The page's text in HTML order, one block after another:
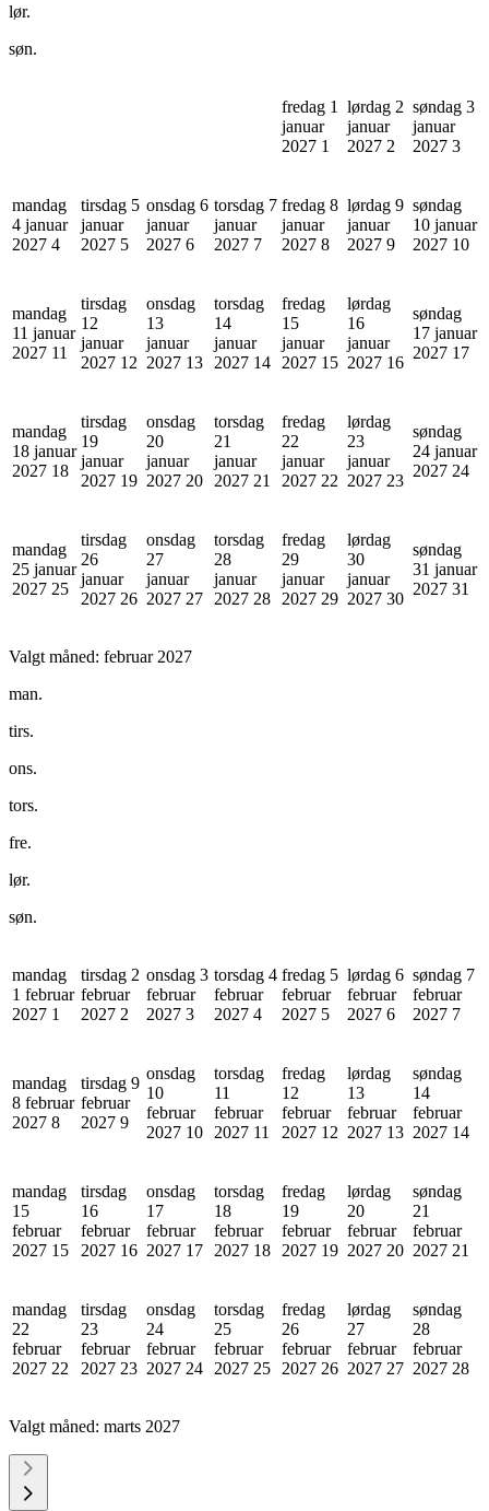
lør.
søn.
fredag 1
januar
2027 1
lørdag 2
januar
2027 2
søndag 3
januar
2027 3
mandag
4 januar
2027 4
tirsdag 5
januar
2027 5
onsdag 6
januar
2027 6
torsdag 7
januar
2027 7
fredag 8
januar
2027 8
lørdag 9
januar
2027 9
søndag
10 januar
2027 10
mandag
11 januar
2027 11
tirsdag
12
januar
2027 12
onsdag
13
januar
2027 13
torsdag
14
januar
2027 14
fredag
15
januar
2027 15
lørdag
16
januar
2027 16
søndag
17 januar
2027 17
mandag
18 januar
2027 18
tirsdag
19
januar
2027 19
onsdag
20
januar
2027 20
torsdag
21
januar
2027 21
fredag
22
januar
2027 22
lørdag
23
januar
2027 23
søndag
24 januar
2027 24
mandag
25 januar
2027 25
tirsdag
26
januar
2027 26
onsdag
27
januar
2027 27
torsdag
28
januar
2027 28
fredag
29
januar
2027 29
lørdag
30
januar
2027 30
søndag
31 januar
2027 31
Valgt måned: februar 2027
man.
tirs.
ons.
tors.
fre.
lør.
søn.
mandag
1 februar
2027 1
tirsdag 2
februar
2027 2
onsdag 3
februar
2027 3
torsdag 4
februar
2027 4
fredag 5
februar
2027 5
lørdag 6
februar
2027 6
søndag 7
februar
2027 7
mandag
8 februar
2027 8
tirsdag 9
februar
2027 9
onsdag
10
februar
2027 10
torsdag
11
februar
2027 11
fredag
12
februar
2027 12
lørdag
13
februar
2027 13
søndag
14
februar
2027 14
mandag
15
februar
2027 15
tirsdag
16
februar
2027 16
onsdag
17
februar
2027 17
torsdag
18
februar
2027 18
fredag
19
februar
2027 19
lørdag
20
februar
2027 20
søndag
21
februar
2027 21
mandag
22
februar
2027 22
tirsdag
23
februar
2027 23
onsdag
24
februar
2027 24
torsdag
25
februar
2027 25
fredag
26
februar
2027 26
lørdag
27
februar
2027 27
søndag
28
februar
2027 28
Valgt måned: marts 2027